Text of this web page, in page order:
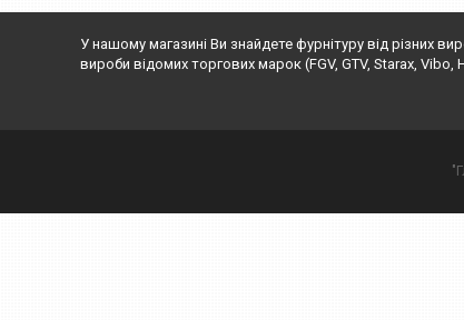
У нашому магазині Ви знайдете фурнітуру від різних
вироби відомих торгових марок (FGV, GTV, Starax,